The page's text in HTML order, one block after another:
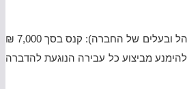
נאשם 2 – כפיר שטרית (מנהל ובעלים של החברה): קנס בסך 7,000 ₪
בסך 20,000 ₪ להימנע מביצוע כל עבירה הנוגעת להדברה